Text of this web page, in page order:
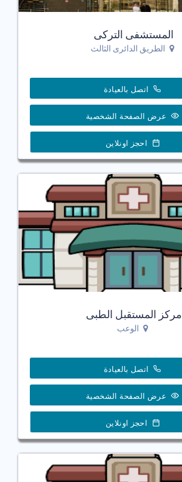
المستشفى التركى
الطريق الدائرى الثالث
اتصل بالعيادة
عرض الصفحة الشخصية
احجز اونلاين
مركز المستقبل الطبى
الوعب
اتصل بالعيادة
عرض الصفحة الشخصية
احجز اونلاين